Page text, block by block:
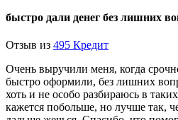
быстро дали денег без лишних
Отзыв из 495 Кредит
Очень выручили меня, когда
быстро оформили, без лишних
хоть и не особо разбираюсь в
кажется побольше, но лучше так,